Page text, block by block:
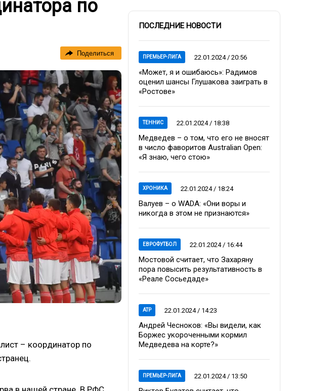
по
Поделиться
– координатор по
ПОСЛЕДНИЕ НОВОСТИ
ПРЕМЬЕР-ЛИГА 22.01.2024 / 20:56
«Может, я и ошибаюсь»: Радимов
оценил шансы Глушакова заиграть в
«Ростове»
ТЕННИС 22.01.2024 / 18:38
Медведев – о том, что его не вносят
в число фаворитов Australian Open:
«Я знаю, чего стою»
ХРОНИКА 22.01.2024 / 18:24
Валуев – о WADA: «Они воры и
никогда в этом не признаются»
ЕВРОФУТБОЛ 22.01.2024 / 16:44
Мостовой считает, что Захаряну
пора повысить результативность в
«Реале Сосьедаде»
ATP 22.01.2024 / 14:23
Андрей Чесноков: «Вы видели, как
Боржес укороченными кормил
Медведева на корте?»
ПРЕМЬЕР-ЛИГА 22.01.2024 / 13:50